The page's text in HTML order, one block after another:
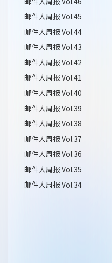
邮件人周报 Vol.45
邮件人周报 Vol.44
邮件人周报 Vol.43
邮件人周报 Vol.42
邮件人周报 Vol.41
邮件人周报 Vol.40
邮件人周报 Vol.39
邮件人周报 Vol.38
邮件人周报 Vol.37
邮件人周报 Vol.36
邮件人周报 Vol.35
邮件人周报 Vol.34